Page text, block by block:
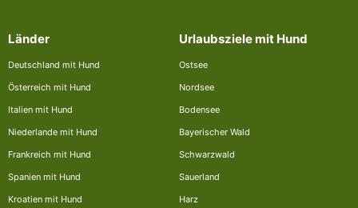
Länder
Deutschland mit Hund
Österreich mit Hund
Italien mit Hund
Niederlande mit Hund
Frankreich mit Hund
Spanien mit Hund
Kroatien mit Hund
Urlaubsziele mit Hund
Ostsee
Nordsee
Bodensee
Bayerischer Wald
Schwarzwald
Sauerland
Harz